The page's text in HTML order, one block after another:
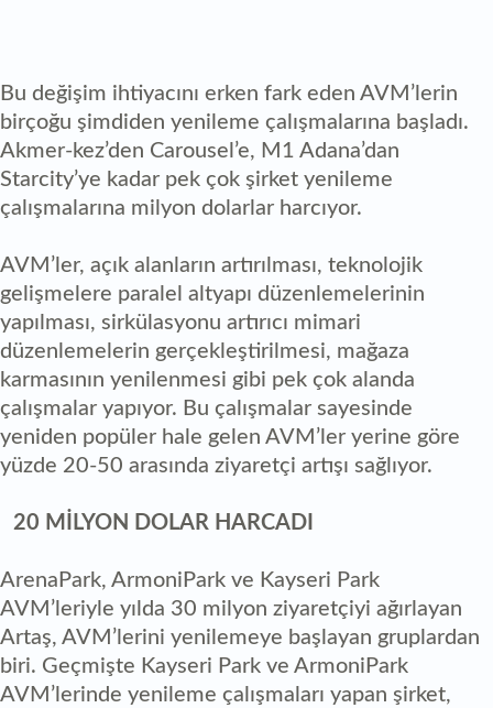
Bu değişim ihtiyacını erken fark eden AVM’lerin
birçoğu şimdiden yenileme çalışmalarına başladı.
Akmer-kez’den Carousel’e, M1 Adana’dan
Starcity’ye kadar pek çok şirket yenileme
çalışmalarına milyon dolarlar harcıyor.
AVM’ler, açık alanların artırılması, teknolojik
gelişmelere paralel altyapı düzenlemelerinin
yapılması, sirkülasyonu artırıcı mimari
düzenlemelerin gerçekleştirilmesi, mağaza
karmasının yenilenmesi gibi pek çok alanda
çalışmalar yapıyor. Bu çalışmalar sayesinde
yeniden popüler hale gelen AVM’ler yerine göre
yüzde 20-50 arasında ziyaretçi artışı sağlıyor.
20 MİLYON DOLAR HARCADI
ArenaPark, ArmoniPark ve Kayseri Park
AVM’leriyle yılda 30 milyon ziyaretçiyi ağırlayan
Artaş, AVM’lerini yenilemeye başlayan gruplardan
biri. Geçmişte Kayseri Park ve ArmoniPark
AVM’lerinde yenileme çalışmaları yapan şirket,